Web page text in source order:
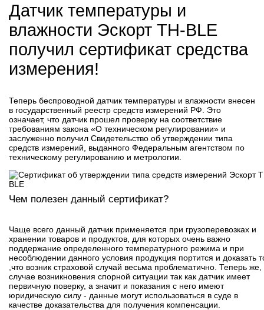
Датчик температуры и
влажности Эскорт TH-BLE
получил сертификат средства
измерения!
Теперь беспроводной датчик температуры и влажности внесен
в государственный реестр средств измерений РФ. Это
означает, что датчик прошел проверку на соответствие
требованиям закона «О техническом регулировании» и
заслуженно получил Свидетельство об утверждении типа
средств измерений, выданного Федеральным агентством по
техническому регулированию и метрологии.
Чем полезен данный сертификат?
Чаще всего данный датчик применяется при грузоперевозках и
хранении товаров и продуктов, для которых очень важно
поддержание определенного температурного режима и при
несоблюдении данного условия продукция портится и доказать
,что возник страховой случай весьма проблематично. Теперь же,
случае возникновения спорной ситуации так как датчик имеет
первичную поверку, а значит и показания с него имеют
юридическую силу - данные могут использоваться в суде в
качестве доказательства для получения компенсации.